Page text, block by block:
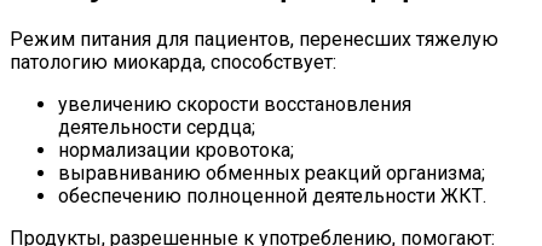
Режим питания для пациентов, перенесших тяжелую
патологию миокарда, способствует:
увеличению скорости восстановления
деятельности сердца;
нормализации кровотока;
выравниванию обменных реакций организма;
обеспечению полноценной деятельности ЖКТ.
Продукты, разрешенные к употреблению, помогают: